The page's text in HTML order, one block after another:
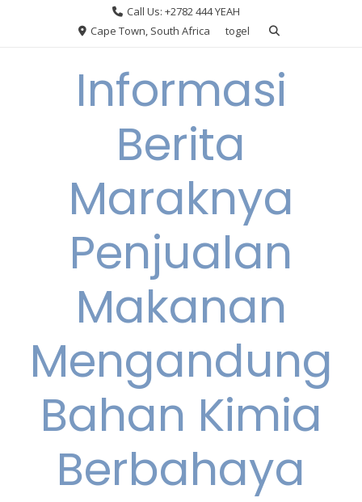
Call Us: +2782 444 YEAH
Cape Town, South Africa
togel
Informasi
Berita
Maraknya
Penjualan
Makanan
Mengandung
Bahan Kimia
Berbahaya